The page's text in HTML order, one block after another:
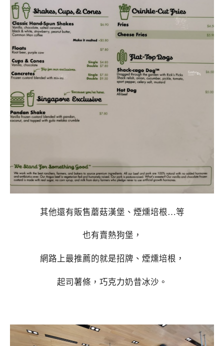
其他還有販售蘑菇漢堡、煙燻培根…等
也有賣熱狗堡，
網路上最推薦的就是招牌、煙燻培根，
起司薯條，巧克力奶昔冰沙。